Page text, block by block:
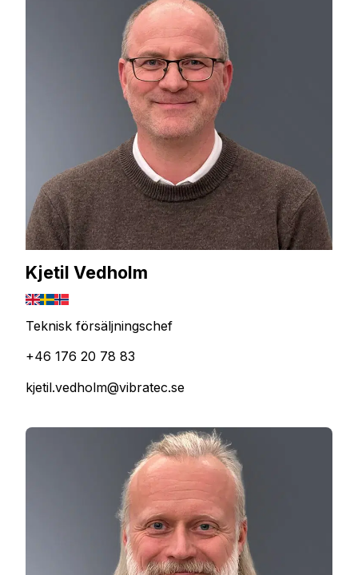
Kjetil Vedholm
Teknisk försäljningschef
+46 176 20 78 83
kjetil.vedholm@vibratec.se